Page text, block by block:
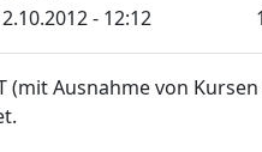
- 12:12
Ausnahme von